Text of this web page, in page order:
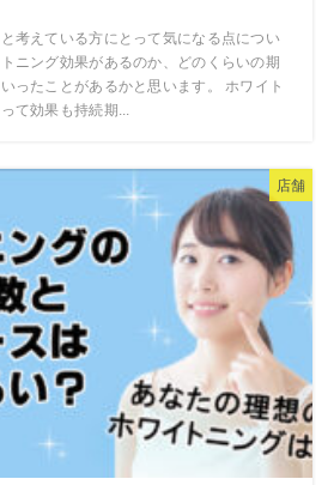
考えている方にとって気になる点につい
ニング効果があるのか、どのくらいの期
ったことがあるかと思います。 ホワイト
て効果も持続期...
店舗